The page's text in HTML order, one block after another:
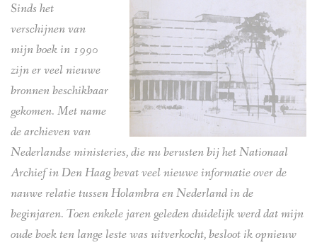
Sinds het
verschijnen van
mijn boek in 1990
zijn er veel nieuwe
bronnen beschikbaar
gekomen. Met name
de archieven van
Nederlandse ministeries, die nu berusten bij het Nationaal
Archief in Den Haag bevat veel nieuwe informatie over de
nauwe relatie tussen Holambra en Nederland in de
beginjaren. Toen enkele jaren geleden duidelijk werd dat mijn
oude boek ten lange leste was uitverkocht, besloot ik opnieuw